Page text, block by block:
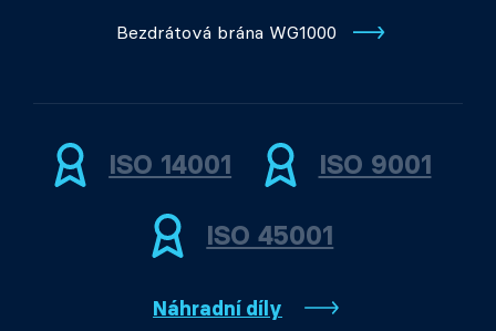
Bezdrátová brána WG1000
ISO 14001 ISO 9001
ISO 45001
Náhradní díly